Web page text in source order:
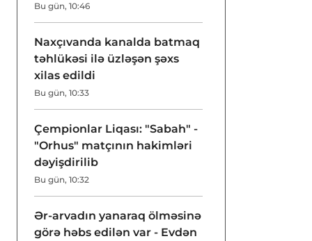
Bu gün, 10:46
Naxçıvanda kanalda batmaq
təhlükəsi ilə üzləşən şəxs
xilas edildi
Bu gün, 10:33
Çempionlar Liqası: "Sabah" -
"Orhus" matçının hakimləri
dəyişdirilib
Bu gün, 10:32
Ər-arvadın yanaraq ölməsinə
görə həbs edilən var - Evdən